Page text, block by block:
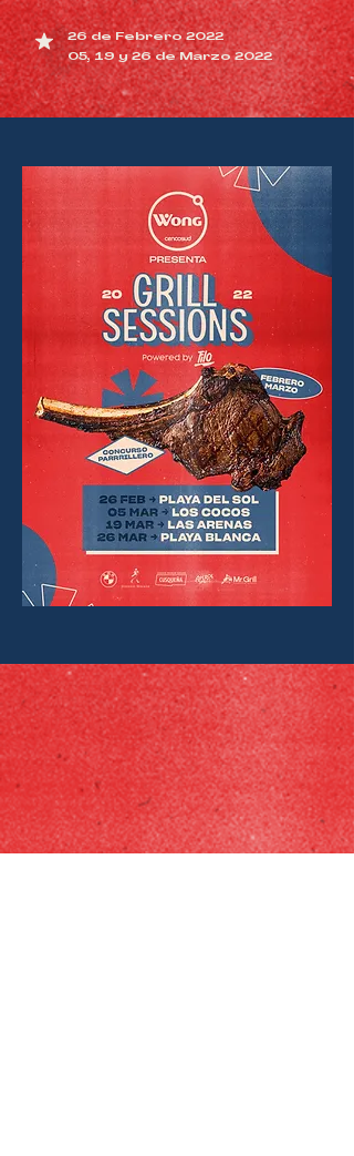
26 de Febrero 2022
05, 19 y 26 de Marzo 2022